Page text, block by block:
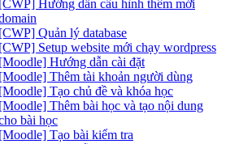
[CWP] Hướng dẫn cấu hình thêm mới
[CWP] Quản lý database
[CWP] Setup website mới chạy wordpress
[Moodle] Hướng dẫn cài đặt
[Moodle] Thêm tài khoản người dùng
[Moodle] Tạo chủ đề và khóa học
[Moodle] Thêm bài học và tạo nội dung
bài học
[Moodle] Tạo bài kiểm tra